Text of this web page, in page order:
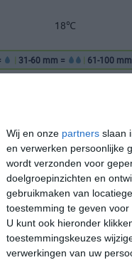
Wij en onze partners slaan
en verwerken persoonlijke
wordt verzonden voor
doelgroepinzichten en
gebruikmaken van
toestemming te geven
U kunt ook hieronder
toestemmingskeuzes
verwerkingen van uw
18℃
| 31-60 mm = | 61-100